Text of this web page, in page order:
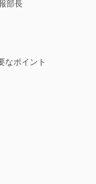
部長
なポイント